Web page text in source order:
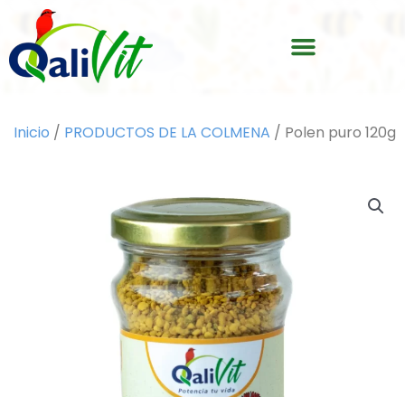
contenido
Menu
Inicio / PRODUCTOS DE LA COLMENA / Polen puro 120g